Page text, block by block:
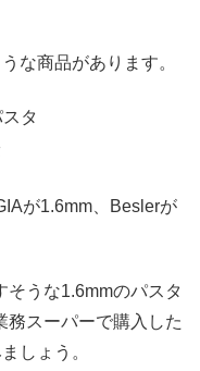
な商品があります。
タ
が1.6mm、Beslerが
うな1.6mmのパスタ
務スーパーで購入した
しょう。